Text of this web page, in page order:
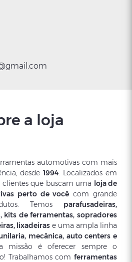
a loja
automotivas com mais
desde1994. Localizados em
clientes que buscam uma loja de
perto de você com grande
Temos parafusadeiras,
kits de ferramentas, sopradores
lixadeiras e uma ampla linha
mecânica, auto centers e
missão é oferecer sempre o
Trabalhamos com ferramentas